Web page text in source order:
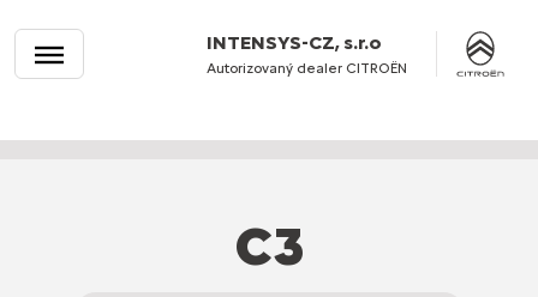
INTENSYS-CZ, s.r.o
Autorizovaný dealer CITROËN
C3